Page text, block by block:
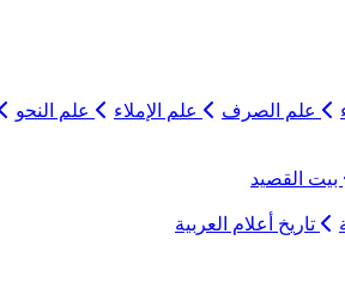
علم الصرف علم الإملاء علم النحو
بيت القصيد
تاريخ أعلام العربية